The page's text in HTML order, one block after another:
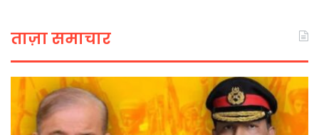
ताज़ा समाचार